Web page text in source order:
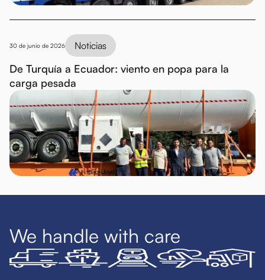
30 de junio de 2026 Noticias
De Turquía a Ecuador: viento en popa para la
carga pesada
We handle with care